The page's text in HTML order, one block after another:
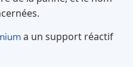
a un support réactif